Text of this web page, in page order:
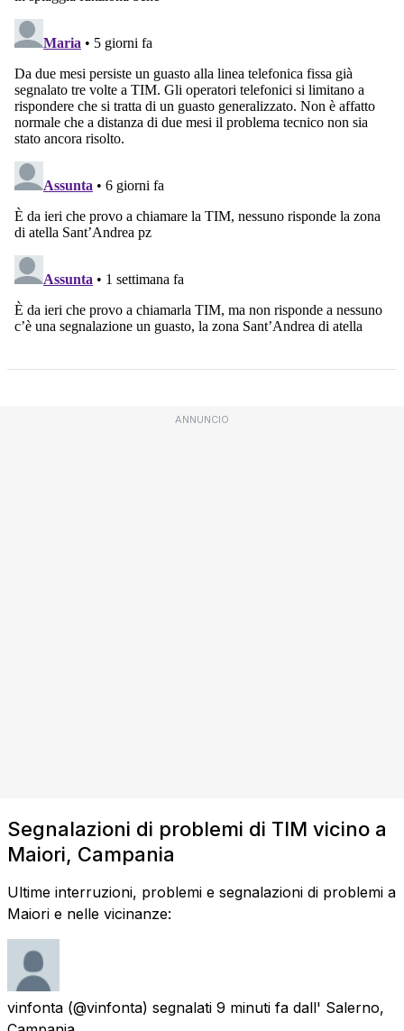
ANNUNCIO
Segnalazioni di problemi di TIM vicino a
Maiori, Campania
Ultime interruzioni, problemi e segnalazioni di problemi a
Maiori e nelle vicinanze:
vinfonta (@vinfonta) segnalati 9 minuti fa dall' Salerno,